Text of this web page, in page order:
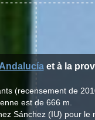
Andalucíaet à la
(recensement de
est de 666 m.
Sánchez (IU) pour le